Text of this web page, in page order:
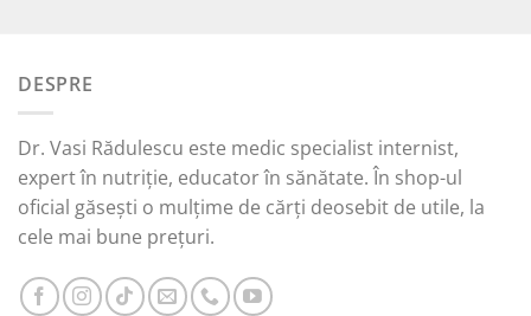
DESPRE
Dr. Vasi Rădulescu este medic specialist internist,
expert în nutriție, educator în sănătate. În shop-ul
oficial găsești o mulțime de cărți deosebit de utile, la
cele mai bune prețuri.